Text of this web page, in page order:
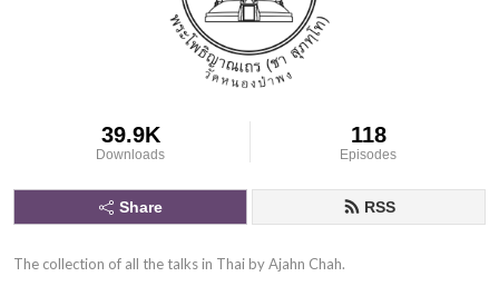
39.9K
Downloads
118
Episodes
Share RSS
The collection of all the talks in Thai by Ajahn Chah.